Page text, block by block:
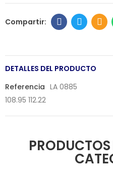
DETALLES DEL PRODUCTO
Referencia LA 0885
108.95 112.22